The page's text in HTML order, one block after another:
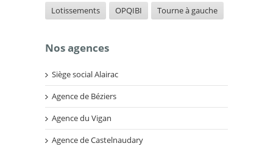
Lotissements
OPQIBI Tourne à gauche
Nos agences
Siège social Alairac
Agence de Béziers
Agence du Vigan
Agence de Castelnaudary